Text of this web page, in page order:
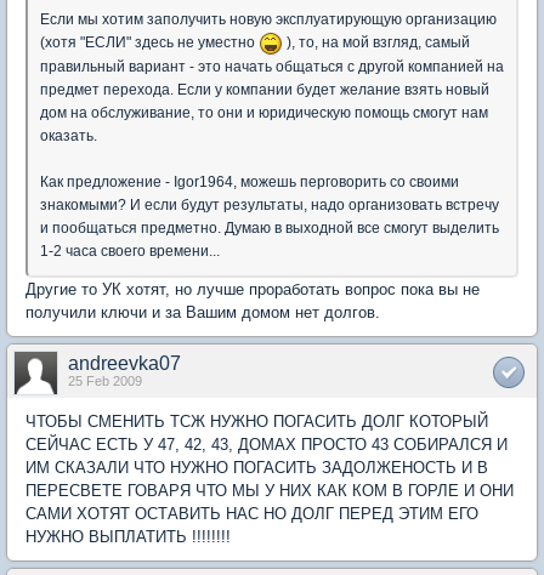
Если мы хотим заполучить новую эксплуатирующую организацию
(хотя "ЕСЛИ" здесь не уместно
), то, на мой взгляд, самый
правильный вариант - это начать общаться с другой компанией на
предмет перехода. Если у компании будет желание взять новый
дом на обслуживание, то они и юридическую помощь смогут нам
оказать.
Как предложение - Igor1964, можешь перговорить со своими
знакомыми? И если будут результаты, надо организовать встречу
и пообщаться предметно. Думаю в выходной все смогут выделить
1-2 часа своего времени...
Другие то УК хотят, но лучше проработать вопрос пока вы не
получили ключи и за Вашим домом нет долгов.
andreevka07
25 Feb 2009
ЧТОБЫ СМЕНИТЬ ТСЖ НУЖНО ПОГАСИТЬ ДОЛГ КОТОРЫЙ
СЕЙЧАС ЕСТЬ У 47, 42, 43, ДОМАХ ПРОСТО 43 СОБИРАЛСЯ И
ИМ СКАЗАЛИ ЧТО НУЖНО ПОГАСИТЬ ЗАДОЛЖЕНОСТЬ И В
ПЕРЕСВЕТЕ ГОВАРЯ ЧТО МЫ У НИХ КАК КОМ В ГОРЛЕ И ОНИ
САМИ ХОТЯТ ОСТАВИТЬ НАС НО ДОЛГ ПЕРЕД ЭТИМ ЕГО
НУЖНО ВЫПЛАТИТЬ !!!!!!!!